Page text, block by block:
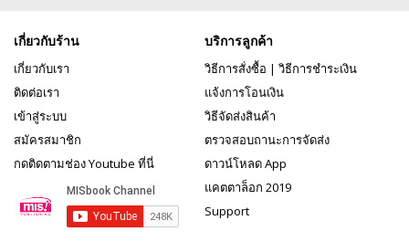
เกี่ยวกับร้าน
เกี่ยวกับเรา
ติดต่อเรา
เข้าสู่ระบบ
สมัครสมาชิก
กดติดตามช่อง Youtube ที่นี่
บริการลูกค้า
วิธีการสั่งซื้อ | วิธีการชำระเงิน
แจ้งการโอนเงิน
วิธีจัดส่งสินค้า
ตรวจสอบถานะการจัดส่ง
ดาวน์โหลด App
แคตตาล็อก 2019
Support